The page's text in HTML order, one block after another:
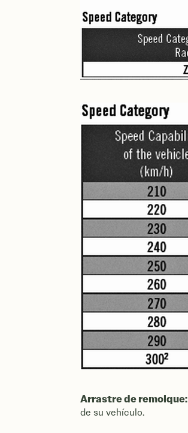
Arrastre de remolque:
de su vehículo.